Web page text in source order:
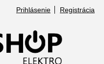
Prihlásenie Registrácia